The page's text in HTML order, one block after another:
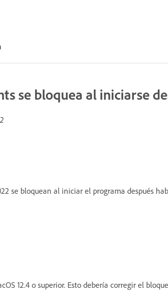
se bloquea al iniciarse
se bloquean al iniciar el programa después
12.4 o superior. Esto debería corregir el